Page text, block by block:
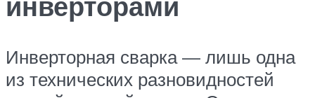
Инверторная сварка — лишь одна
из технических разновидностей